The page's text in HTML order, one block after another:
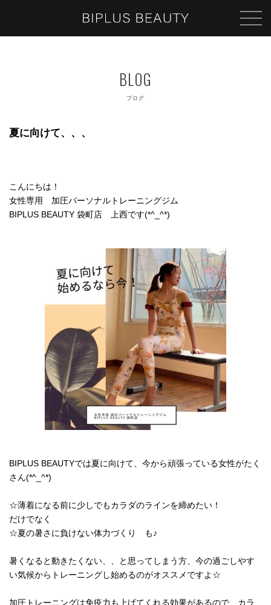
ブログ
夏に向けて、、、
こんにちは！
女性専用 加圧パーソナルトレーニングジム
BIPLUS BEAUTY 袋町店 上西です(*^_^*)
BIPLUS BEAUTYでは夏に向けて、今から頑張っている女性がたく
さん(*^_^*)
☆薄着になる前に少しでもカラダのラインを締めたい！
だけでなく
☆夏の暑さに負けない体力づくり も♪
暑くなると動きたくない、、と思ってしまう方、今の過ごしやす
い気候からトレーニングし始めるのがオススメですよ☆
加圧トレーニングは免疫力も上げてくれる効果があるので、カラ